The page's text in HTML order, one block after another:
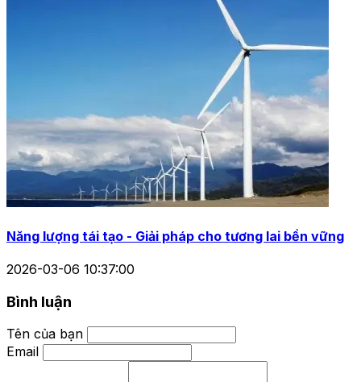
Năng lượng tái tạo - Giải pháp cho tương lai bền vững
2026-03-06 10:37:00
Bình luận
Tên của bạn
Email